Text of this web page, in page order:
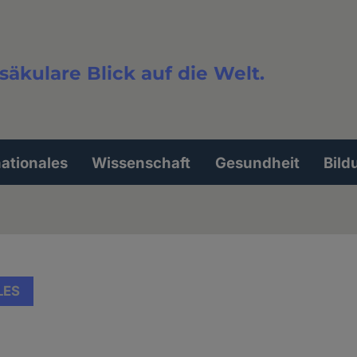
Blick auf die Welt.
Wissenschaft Gesundheit